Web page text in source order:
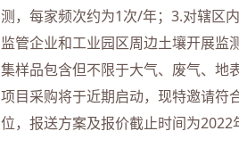
测，每家频次约为1次/年；3.对辖区
监管企业和工业园区周边土壤开展
集样品包含但不限于大气、废气、地
项目采购将于近期启动，现特邀请符
位，报送方案及报价截止时间为2022